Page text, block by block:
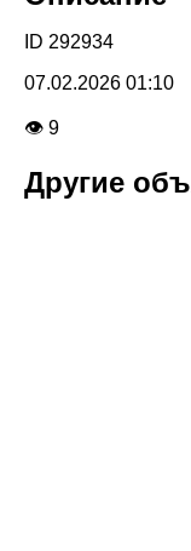
ID 292934
07.02.2026 01:10
👁 9
Другие